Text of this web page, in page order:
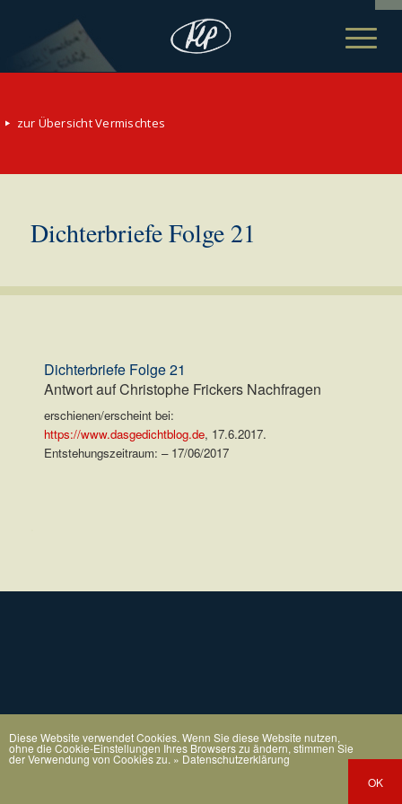
zur Übersicht Vermischtes
Dichterbriefe Folge 21
Dichterbriefe Folge 21
Antwort auf Christophe Frickers Nachfragen
erschienen/erscheint bei:
https://www.dasgedichtblog.de, 17.6.2017.
Entstehungszeitraum: – 17/06/2017
Diese Website verwendet Cookies. Wenn Sie diese Website nutzen,
ohne die Cookie-Einstellungen Ihres Browsers zu ändern, stimmen Sie
der Verwendung von Cookies zu. » Datenschutzerklärung
OK